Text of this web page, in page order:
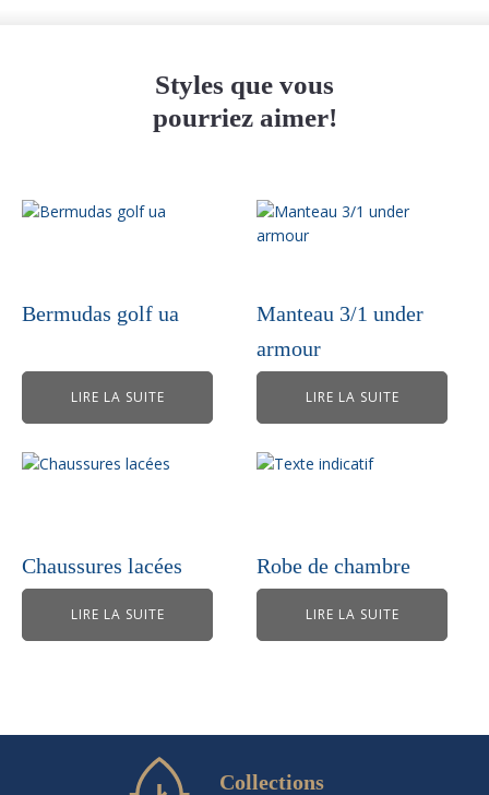
Styles que vous
pourriez aimer!
Bermudas golf ua
LIRE LA SUITE
Manteau 3/1 under
armour
LIRE LA SUITE
Chaussures lacées
LIRE LA SUITE
Robe de chambre
LIRE LA SUITE
Collections